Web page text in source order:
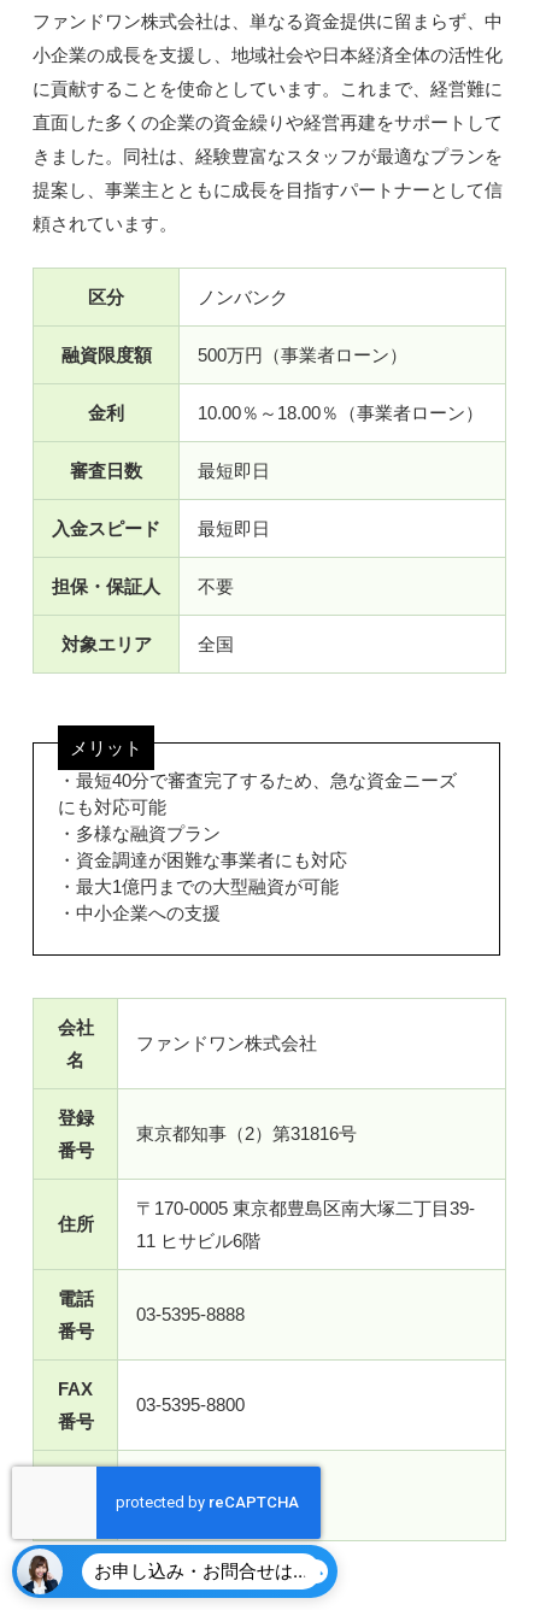
ファンドワン株式会社は、単なる資金提供に留まらず、中
小企業の成長を支援し、地域社会や日本経済全体の活性化
に貢献することを使命としています。これまで、経営難に
直面した多くの企業の資金繰りや経営再建をサポートして
きました。同社は、経験豊富なスタッフが最適なプランを
提案し、事業主とともに成長を目指すパートナーとして信
頼されています。
区分 ノンバンク
融資限度額 500万円（事業者ローン）
金利 10.00％～18.00％（事業者ローン）
審査日数 最短即日
入金スピード 最短即日
担保・保証人 不要
対象エリア 全国
メリット
・最短40分で審査完了するため、急な資金ニーズ
にも対応可能
・多様な融資プラン
・資金調達が困難な事業者にも対応
・最大1億円までの大型融資が可能
・中小企業への支援
会社
名
ファンドワン株式会社
登録
番号
東京都知事（2）第31816号
住所
〒170-0005 東京都豊島区南大塚二丁目39-
11 ヒサビル6階
電話
番号
03-5395-8888
FAX
番号
03-5395-8800
平日9:00～18:00
お申し込み・お問合せはこちら